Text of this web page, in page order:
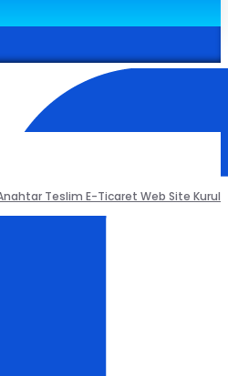
Teslim E-Ticaret Web Site